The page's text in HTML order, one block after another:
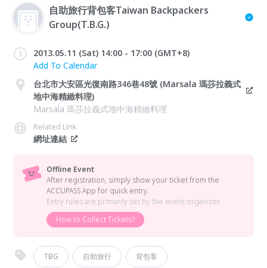
自助旅行背包客Taiwan Backpackers
Group(T.B.G.)
2013.05.11 (Sat) 14:00 - 17:00 (GMT+8)
Add To Calendar
台北市大安區光復南路346巷48號 (Marsala 瑪莎拉義式
地中海精緻料理)
Marsala 瑪莎拉義式地中海精緻料理
Related Link
網址連結
Offline Event
After registration, simply show your ticket from the
ACCUPASS App for quick entry.
Entry rules are primarily set by the event organizer.
How to Collect Tickets?
TBG 自助旅行 背包客